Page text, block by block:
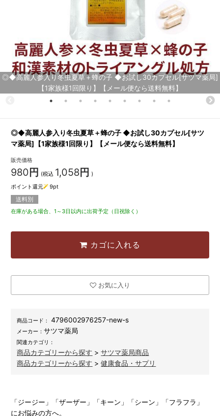
◎◆高麗人参入り冬虫夏草＋蜂の子 ◆お試し30カプセル[サツマ薬局]
【1家族様1回限り】【メール便なら送料無料】
◎◆高麗人参入り冬虫夏草＋蜂の子 ◆お試し30カプセル[サツ
マ薬局]【1家族様1回限り】【メール便なら送料無料】
販売価格
980 円 (税込 1,058 円 )
ポイント還元
9pt
送料別
在庫がある場合、1～3日以内に出荷予定（日祝除く）
カゴに入れる
お気に入り
商品コード： 4796002976257-new-s
メーカー：サツマ薬局
関連カテゴリ：
商品カテゴリーから探す >サツマ薬局商品
商品カテゴリーから探す >健康食品・サプリ
「ジージー」「ザーザー」「キーン」「シーン」「フラフラ」
にお悩みの方へ。